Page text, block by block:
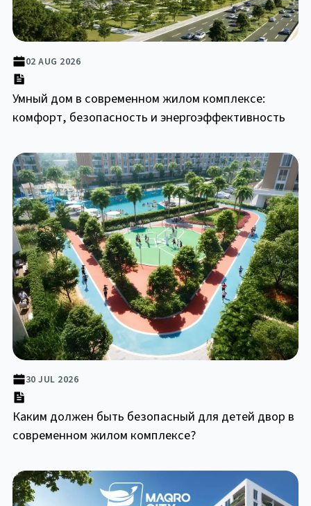
02 AUG 2026
Умный дом в современном жилом комплексе:
комфорт, безопасность и энергоэффективность
30 JUL 2026
Каким должен быть безопасный для детей двор в
современном жилом комплексе?